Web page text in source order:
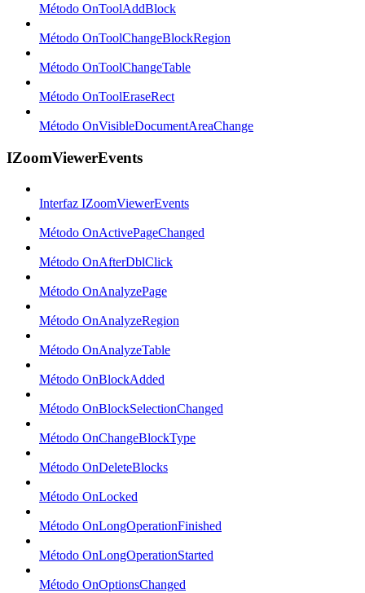
Método OnToolAddBlock
Método OnToolChangeBlockRegion
Método OnToolChangeTable
Método OnToolEraseRect
Método OnVisibleDocumentAreaChange
IZoomViewerEvents
Interfaz IZoomViewerEvents
Método OnActivePageChanged
Método OnAfterDblClick
Método OnAnalyzePage
Método OnAnalyzeRegion
Método OnAnalyzeTable
Método OnBlockAdded
Método OnBlockSelectionChanged
Método OnChangeBlockType
Método OnDeleteBlocks
Método OnLocked
Método OnLongOperationFinished
Método OnLongOperationStarted
Método OnOptionsChanged